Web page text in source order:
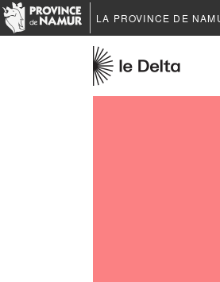
LA PROVINCE DE